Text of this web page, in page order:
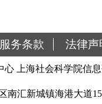
服务条款 法律声
上海社会科学院信息
南汇新城镇海港大道